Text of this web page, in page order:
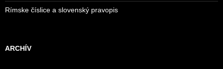
Rímske číslice a slovenský pravopis
ARCHÍV